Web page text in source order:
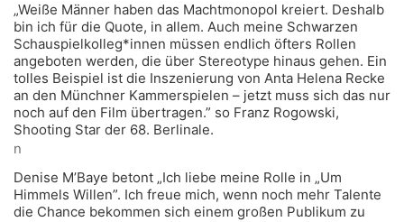
„Weiße Männer haben das Machtmonopol kreiert. Deshalb
bin ich für die Quote, in allem. Auch meine Schwarzen
Schauspielkolleg*innen müssen endlich öfters Rollen
angeboten werden, die über Stereotype hinaus gehen. Ein
tolles Beispiel ist die Inszenierung von Anta Helena Recke
an den Münchner Kammerspielen – jetzt muss sich das nur
noch auf den Film übertragen.” so Franz Rogowski,
Shooting Star der 68. Berlinale.
n
Denise M’Baye betont „Ich liebe meine Rolle in „Um
Himmels Willen”. Ich freue mich, wenn noch mehr Talente
die Chance bekommen sich einem großen Publikum zu